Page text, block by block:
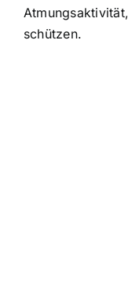
schützen.